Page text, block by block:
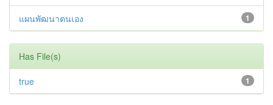
1
แผนพัฒนาตนเอง
Has File(s)
1
true